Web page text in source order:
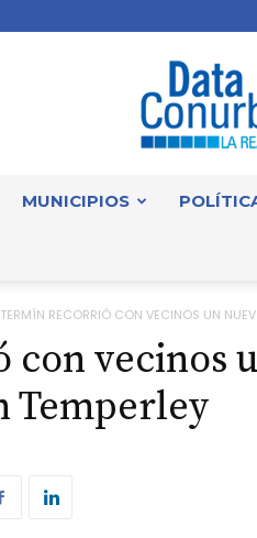
MUNICIPIOS
RECORRIÓ CON VECINOS UN
vecinos
Temperley